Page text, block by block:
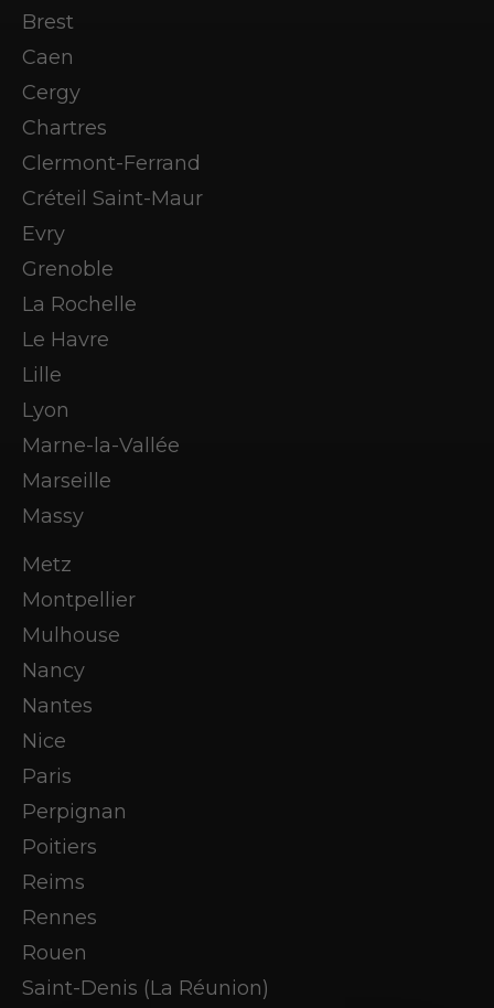
Brest
Caen
Cergy
Chartres
Clermont-Ferrand
Créteil Saint-Maur
Evry
Grenoble
La Rochelle
Le Havre
Lille
Lyon
Marne-la-Vallée
Marseille
Massy
Metz
Montpellier
Mulhouse
Nancy
Nantes
Nice
Paris
Perpignan
Poitiers
Reims
Rennes
Rouen
Saint-Denis (La Réunion)